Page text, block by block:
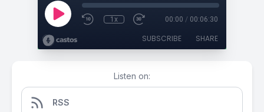
1x 00:00 / 00:06:30
SUBSCRIBE SHARE
Listen on:
RSS